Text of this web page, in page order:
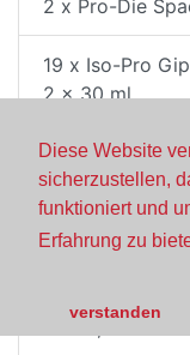
Diese Website
sicherzustellen,
funktioniert und
Erfahrung zu
verstanden
2 x Pro-Die
19 x Iso-Pro
2 x 30 ml
5 x
3 x
Größe A, 50 St.
5 x CAD/CAM